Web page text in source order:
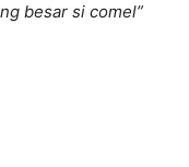
besar si comel”